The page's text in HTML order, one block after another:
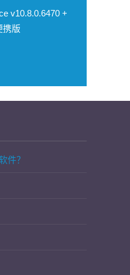
v10.8.0.6470 +
携版
件？